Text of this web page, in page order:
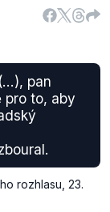
pan
pro to, aby
rozhlasu 23.